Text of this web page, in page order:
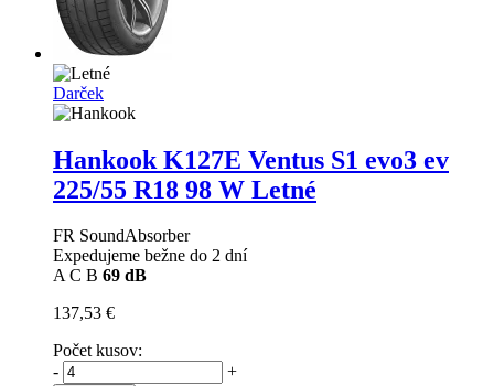
Darček
Hankook K127E Ventus S1 evo3 ev
225/55 R18 98 W Letné
FR SoundAbsorber
Expedujeme bežne do 2 dní
A C B 69 dB
137,53 €
Počet kusov:
-
+